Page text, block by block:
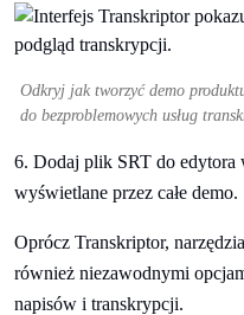
Odkryj jak tworzyć demo
do bezproblemowych usług
6. Dodaj plik SRT do edytora
wyświetlane przez całe demo.
Oprócz Transkriptor,
również niezawodnymi
napisów i transkrypcji.